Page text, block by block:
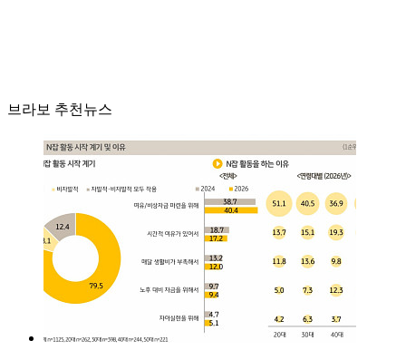
브라보 추천뉴스